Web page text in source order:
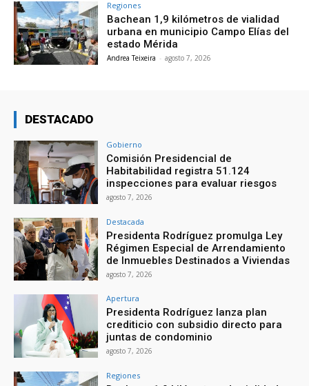
Regiones
Bachean 1,9 kilómetros de vialidad
urbana en municipio Campo Elías del
estado Mérida
Andrea Teixeira - agosto 7, 2026
DESTACADO
Gobierno
Comisión Presidencial de
Habitabilidad registra 51.124
inspecciones para evaluar riesgos
agosto 7, 2026
Destacada
Presidenta Rodríguez promulga Ley
Régimen Especial de Arrendamiento
de Inmuebles Destinados a Viviendas
agosto 7, 2026
Apertura
Presidenta Rodríguez lanza plan
crediticio con subsidio directo para
juntas de condominio
agosto 7, 2026
Regiones